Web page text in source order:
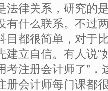
法律关系，研究的
有什么联系。不过
目都很简单，对于
建立自信。有人说“
考注册会计师了”，
册会计师每门课都